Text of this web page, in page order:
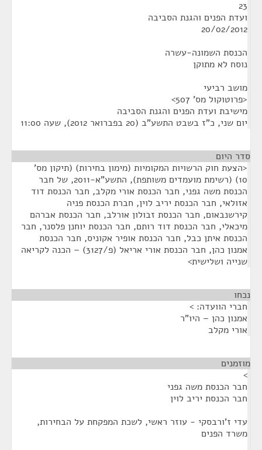
23
ועדת הפנים והגנת הסביבה
20/02/2012
הכנסת השמונה-עשרה
נוסח לא מתוקן
מושב רביעי
<פרוטוקול מס' 507>
מישיבת ועדת הפנים והגנת הסביבה
יום שני, כ"ז בשבט התשע"ב (20 בפברואר 2012), שעה 11:00
סדר היום
<הצעת חוק הרשויות המקומיות (מימון בחירות) (תיקון מס'
10) (רשימת מועמדים משותפת), התשע"א-2011, של חבר
הכנסת משה גפני, חבר הכנסת אורי מקלב, חבר הכנסת דוד
אזולאי, חבר הכנסת יריב לוין, חברת הכנסת פניה
קירשנבאום, חבר הכנסת זבולון אורלב, חבר הכנסת אברהם
מיכאלי, חבר הכנסת דוד רותם, חבר הכנסת יוחנן פלסנר, חבר
הכנסת איתן כבל, חבר הכנסת אופיר אקוניס, חבר הכנסת
אמנון כהן, חבר הכנסת אורי אריאל (פ/3127) – הכנה לקריאה
שנייה ושלישית>
נכחו
חברי הוועדה: >
אמנון כהן – היו"ר
אורי מקלב
מוזמנים
>
חבר הכנסת משה גפני
חבר הכנסת יריב לוין
עדי ז'ורבסקי - עוזר ראשי, לשכת המפקחת על הבחירות,
משרד הפנים